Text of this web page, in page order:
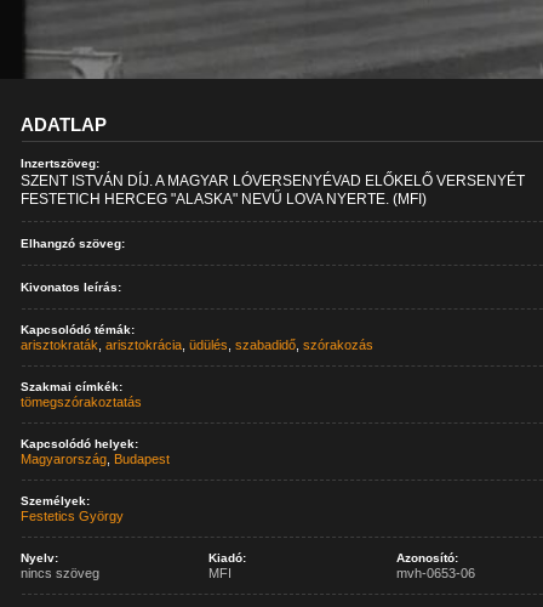
ADATLAP
Inzertszöveg:
SZENT ISTVÁN DÍJ. A MAGYAR LÓVERSENYÉVAD ELŐKELŐ VERSENYÉT
FESTETICH HERCEG "ALASKA" NEVŰ LOVA NYERTE. (MFI)
Elhangzó szöveg:
Kivonatos leírás:
Kapcsolódó témák:
arisztokraták ,arisztokrácia ,üdülés ,szabadidő ,szórakozás
Szakmai címkék:
tömegszórakoztatás
Kapcsolódó helyek:
Magyarország Budapest
Személyek:
Festetics György
Nyelv:
nincs szöveg
Kiadó:
MFI
Azonosító:
mvh-0653-06